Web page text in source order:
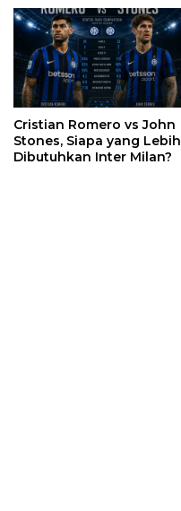
Cristian Romero vs John
Stones, Siapa yang Lebih
Dibutuhkan Inter Milan?